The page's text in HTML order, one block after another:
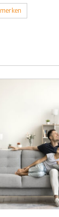
merken